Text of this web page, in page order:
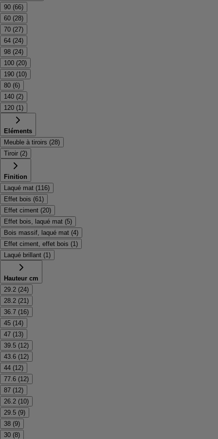
90 (66)
60 (28)
70 (27)
64 (24)
98 (24)
100 (20)
190 (10)
80 (6)
140 (2)
120 (1 )
Eléments
Meuble à tiroirs (28)
Tiroir (2)
Finition
Laqué mat (116)
Effet bois (61 )
Effet ciment (20)
Effet bois, laqué mat (5)
Bois massif, laqué mat (4)
Effet ciment, effet bois (1 )
Laqué brillant (1 )
Hauteur cm
29.2 (24)
28.2 (21 )
36.7 (16)
45 (14)
47 (13)
39.5 (12)
43.6 (12)
44 (12)
77.6 (12)
87 (12)
26.2 (10)
29.5 (9)
38 (9)
30 (8)